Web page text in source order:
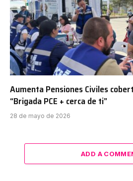
Aumenta Pensiones Civiles
“Brigada PCE + cerca de ti”
28 de mayo de 2026
ADD A